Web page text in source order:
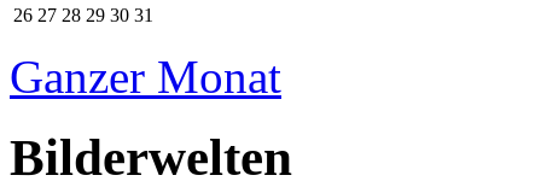
26 27 28 29 30 31
Ganzer Monat
Bilderwelten